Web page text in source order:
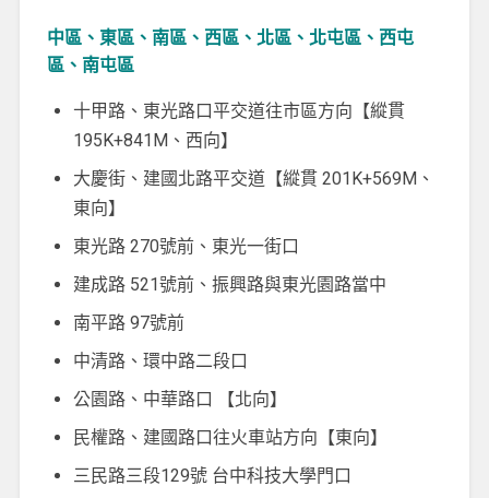
中區、東區、南區、西區、北區、北屯區、西屯
區、南屯區
十甲路、東光路口平交道往市區方向【縱貫
195K+841M、西向】
大慶街、建國北路平交道【縱貫 201K+569M、
東向】
東光路 270號前、東光一街口
建成路 521號前、振興路與東光園路當中
南平路 97號前
中清路、環中路二段口
公園路、中華路口 【北向】
民權路、建國路口往火車站方向【東向】
三民路三段129號 台中科技大學門口